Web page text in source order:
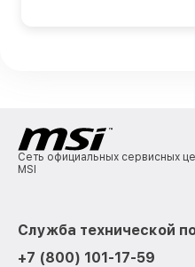
Сеть официальных сервисных
MSI
Служба технической
+7 (800) 101-17-59